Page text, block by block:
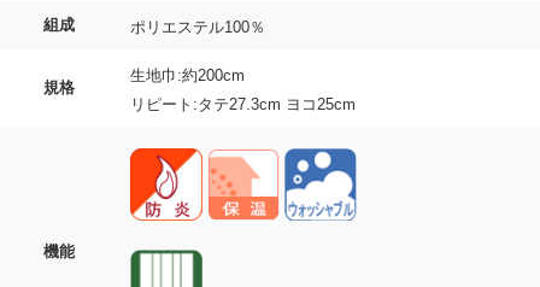
組成 ポリエステル100％
規格
生地巾:約200cm
リピート:タテ27.3cm ヨコ25cm
機能